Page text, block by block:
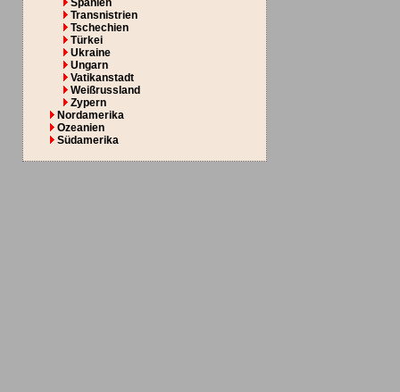
Spanien
Transnistrien
Tschechien
Türkei
Ukraine
Ungarn
Vatikanstadt
Weißrussland
Zypern
Nordamerika
Ozeanien
Südamerika